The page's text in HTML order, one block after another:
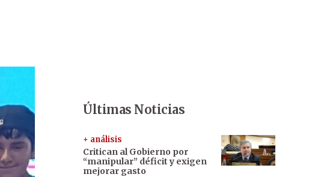
Últimas Noticias
+ análisis
Critican al Gobierno por
“manipular” déficit y exigen
mejorar gasto